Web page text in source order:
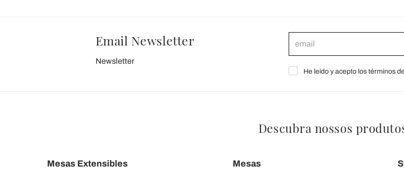
Email Newsletter
Newsletter
He leído y acepto los términos
Descubra nossos
Mesas Extensibles Mesas